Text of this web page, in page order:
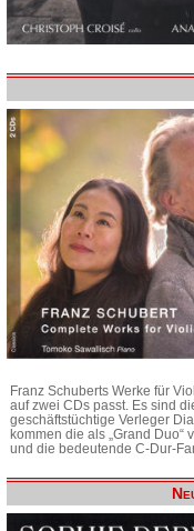
Franz Schuberts Werke für
auf zwei CDs passt. Es sind
geschäftstüchtige Verleger
kommen die als „Grand Duo“
und die bedeutende C-Dur-